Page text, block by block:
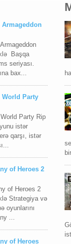
Armageddon
Başqa
seriyası.
bax...
World Party
Party Rip
istər
qarşı, istər
of Heroes 2
of Heroes 2
Strategiya və
oyunlarını
...
of Heroes